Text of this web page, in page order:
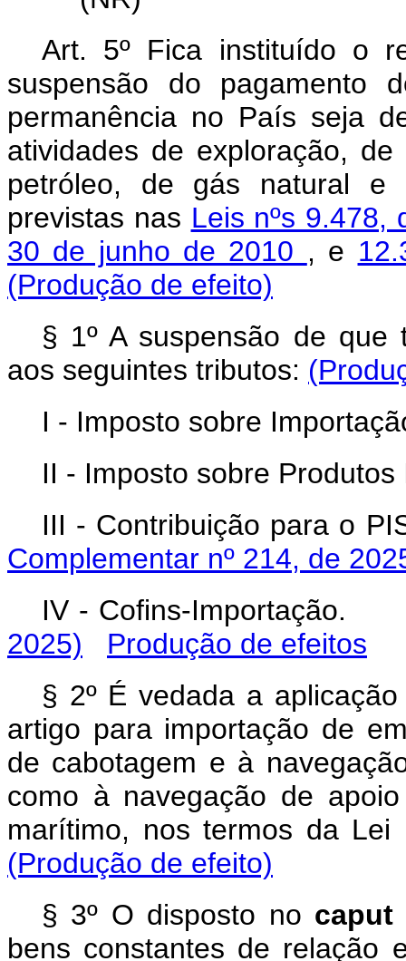
Art. 5º Fica instituído o
suspensão do pagamento
permanência no País seja
atividades de exploração,
petróleo, de gás natural e
previstas nas Leis nºs
30 de junho de 2010 , e
(Produção de efeito)
§ 1º A suspensão de
aos seguintes tributos:
I - Imposto sobre
II - Imposto sobre
III - Contribuição para o
Complementar nº 214, de
IV - Cofins-
2025)
Produção de efeitos
§ 2º É vedada a
artigo para importação de
de cabotagem e à
como à navegação de
marítimo, nos termos da
(Produção de efeito)
§ 3º O disposto no caput
bens constantes de relação